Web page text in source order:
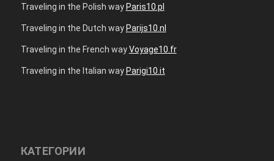
Traveling in the Polish way Paris10.pl
Traveling in the Dutch way Parijs10.nl
Traveling in the French wayVoyage10.fr
Traveling in the Italian way Parigi10.it
КАТЕГОРИИ